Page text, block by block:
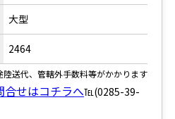
大型
2464
送代、管轄外手数料等がかかります
せはコチラへ℡(0285-39-